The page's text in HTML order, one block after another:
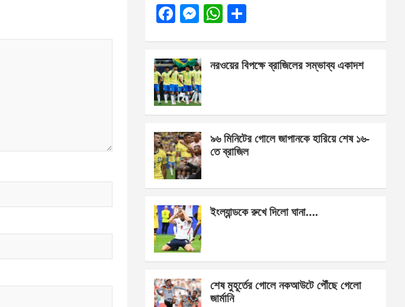
F
b
o
o
k
M
n
g
er
W
s
p
e
নরওয়ের বিপক্ষে ব্রাজিলের সম্ভাব্য একাদশ
৯৬ মিনিটের গোলে জাপানকে হারিয়ে শেষ ১৬-
তে ব্রাজিল
ইংল্যান্ডকে রুখে দিলো ঘানা….
শেষ মুহূর্তের গোলে নকআউটে পৌঁছে গেলো
জার্মানি